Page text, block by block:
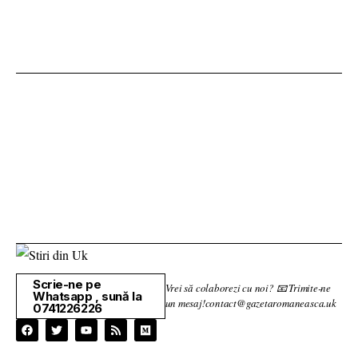
Scrie-ne pe
Whatsapp , sună la
0741226226
Vrei să colaborezi cu noi? 📧 Trimite-ne
un mesaj!contact@gazetaromaneasca.uk